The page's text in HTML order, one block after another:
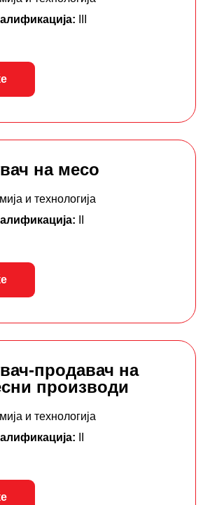
на месо
и технологија
продавач на
производи
и технологија